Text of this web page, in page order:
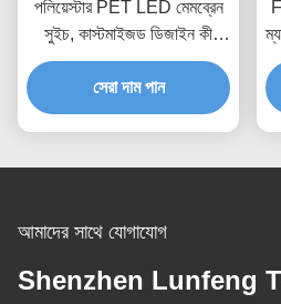
পলিয়েস্টার PET LED মেমব্রেন
সুইচ, কাস্টমাইজড ডিজাইন কী
মেমব্রেন সুইচ
সেরা দাম পান
আমাদের সাথে যোগাযোগ
Shenzhen Lunfeng